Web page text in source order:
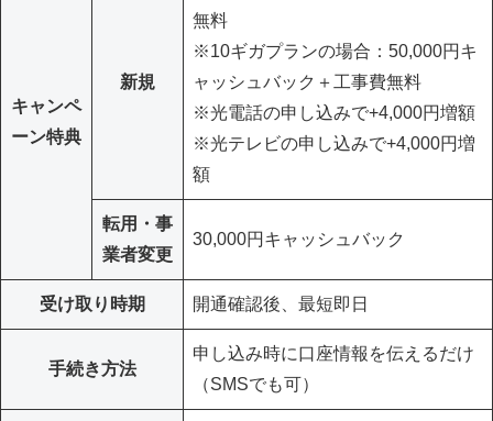
キャンペ
ーン特典
新規
無料
※10ギガプランの場合：50,000円キ
ャッシュバック＋工事費無料
※光電話の申し込みで+4,000円増額
※光テレビの申し込みで+4,000円増
額
転用・事
業者変更
30,000円キャッシュバック
受け取り時期 開通確認後、最短即日
手続き方法
申し込み時に口座情報を伝えるだけ
（SMSでも可）